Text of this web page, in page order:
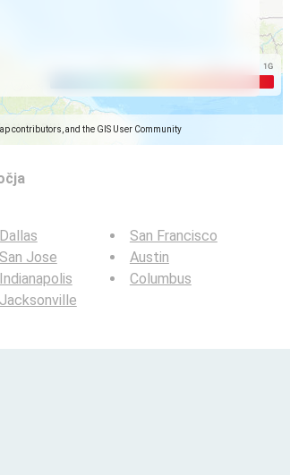
contributors, and the GIS User Community
Dallas
San Jose
Indianapolis
Jacksonville
San Francisco
Austin
Columbus